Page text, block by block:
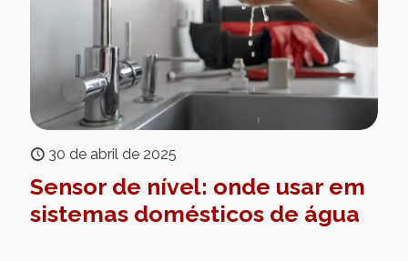
30 de abril de 2025
Sensor de nível: onde usar em
sistemas domésticos de água